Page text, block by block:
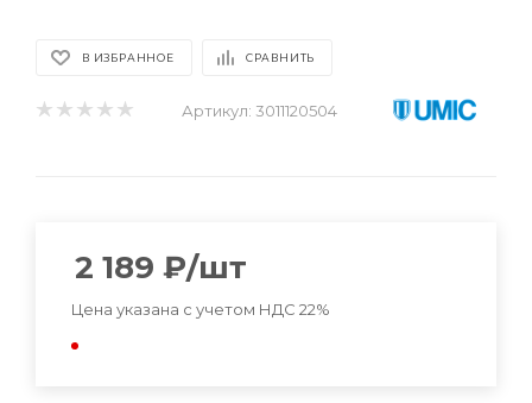
В ИЗБРАННОЕ СРАВНИТЬ
Артикул: 3011120504
2 189 ₽/шт
Цена указана с учетом НДС 22%